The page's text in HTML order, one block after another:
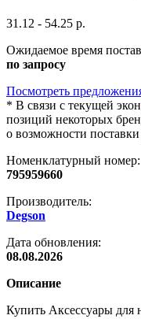
31.12 - 54.25 р.
Ожидаемое время
по запросу
Посмотреть
* В связи с текущей
позиций некоторых
о возможности
Номенклатурный номер:
795959660
Производитель:
Degson
Дата обновления:
08.08.2026
Описание
Купить Аксессуары для